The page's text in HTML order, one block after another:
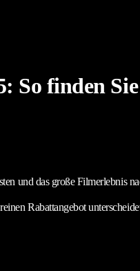
finden Sie
und das große Filmerlebnis
Rabattangebot